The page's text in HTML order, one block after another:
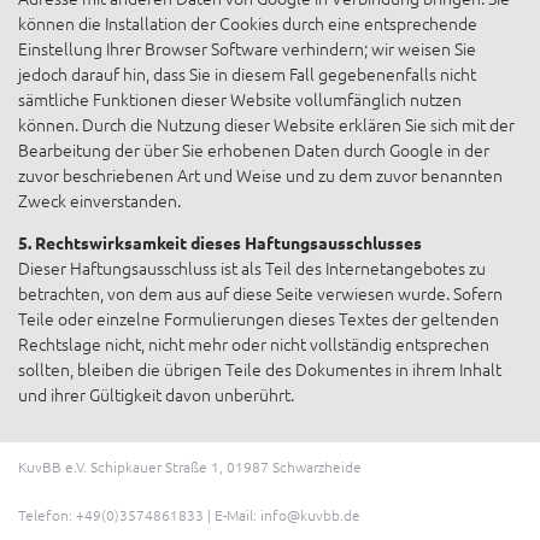
können die Installation der Cookies durch eine entsprechende
Einstellung Ihrer Browser Software verhindern; wir weisen Sie
jedoch darauf hin, dass Sie in diesem Fall gegebenenfalls nicht
sämtliche Funktionen dieser Website vollumfänglich nutzen
können. Durch die Nutzung dieser Website erklären Sie sich mit der
Bearbeitung der über Sie erhobenen Daten durch Google in der
zuvor beschriebenen Art und Weise und zu dem zuvor benannten
Zweck einverstanden.
5. Rechtswirksamkeit dieses Haftungsausschlusses
Dieser Haftungsausschluss ist als Teil des Internetangebotes zu
betrachten, von dem aus auf diese Seite verwiesen wurde. Sofern
Teile oder einzelne Formulierungen dieses Textes der geltenden
Rechtslage nicht, nicht mehr oder nicht vollständig entsprechen
sollten, bleiben die übrigen Teile des Dokumentes in ihrem Inhalt
und ihrer Gültigkeit davon unberührt.
KuvBB e.V. Schipkauer Straße 1, 01987 Schwarzheide
Telefon: +49(0)3574861833 | E-Mail: info@kuvbb.de